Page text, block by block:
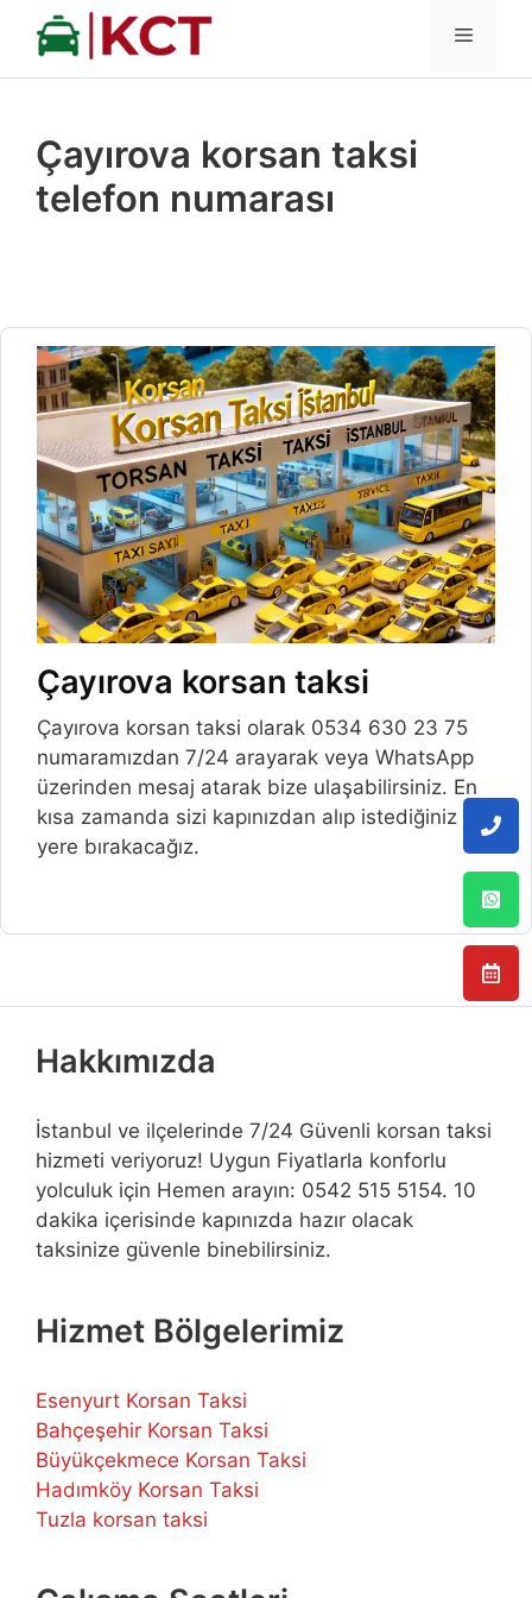
İçeriğe
MENÜ
Çayırova korsan taksi
telefon numarası
Çayırova korsan taksi
Çayırova korsan taksi olarak 0534 630 23 75
numaramızdan 7/24 arayarak veya WhatsApp
üzerinden mesaj atarak bize ulaşabilirsiniz. En
kısa zamanda sizi kapınızdan alıp istediğiniz
yere bırakacağız.
Hakkımızda
İstanbul ve ilçelerinde 7/24 Güvenli korsan taksi
hizmeti veriyoruz! Uygun Fiyatlarla konforlu
yolculuk için Hemen arayın: 0542 515 5154. 10
dakika içerisinde kapınızda hazır olacak
taksinize güvenle binebilirsiniz.
Hizmet Bölgelerimiz
Esenyurt Korsan Taksi
Bahçeşehir Korsan Taksi
Büyükçekmece Korsan Taksi
Hadımköy Korsan Taksi
Tuzla korsan taksi